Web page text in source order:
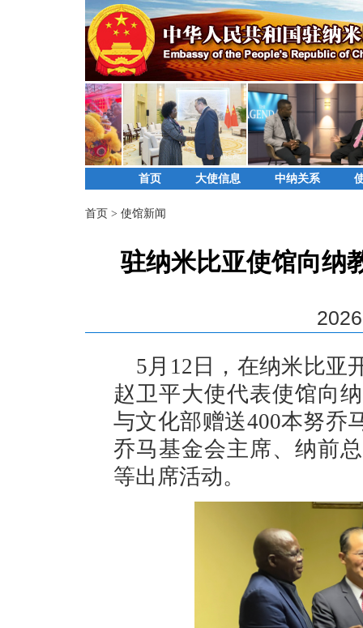
首页 大使信息 中纳关系
首页 > 使馆新闻
驻纳米比亚使馆向纳
5月12日，在纳米比亚
赵卫平大使代表使馆向
与文化部赠送400本努乔
乔马基金会主席、纳前
等出席活动。